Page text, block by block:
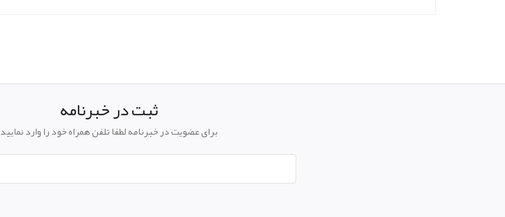
ثبت در خبرنامه
برای عضویت در خبرنامه لطفا تلفن همراه خود را وارد نمایید